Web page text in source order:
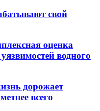
свой
оценка
водного
дорожает
всего